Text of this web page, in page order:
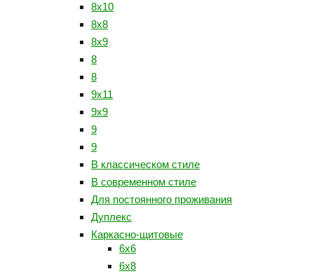
8х10
8х8
8х9
8
8
9х11
9х9
9
9
В классическом стиле
В современном стиле
Для постоянного проживания
Дуплекс
Каркасно-щитовые
6х6
6х8